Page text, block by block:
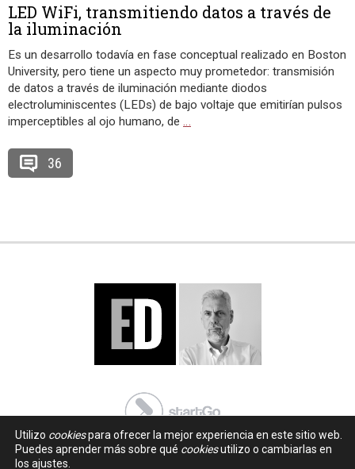
LED WiFi, transmitiendo datos a través de
la iluminación
Es un desarrollo todavía en fase conceptual realizado en Boston
University, pero tiene un aspecto muy prometedor: transmisión
de datos a través de iluminación mediante diodos
electroluminiscentes (LEDs) de bajo voltaje que emitirían pulsos
imperceptibles al ojo humano, de …
36
Utilizo cookiespara ofrecer la mejor experiencia en este sitio web.
Puedes aprender más sobre qué cookiesutilizo o cambiarlas en
los ajustes.